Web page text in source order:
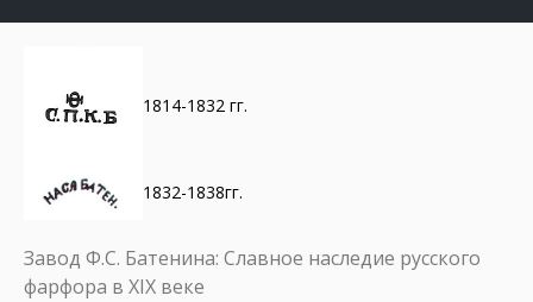
1814-1832 гг.
1832-1838гг.
Завод Ф.С. Батенина: Славное наследие русского
фарфора в XIX веке